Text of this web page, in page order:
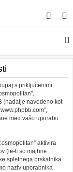
s
a
j
s priključenimi
(nadalje navedeno kot
med vašo uporabo
aktivira
(le-ti so majhne
spletnega brskalnika
naziv uporabnika